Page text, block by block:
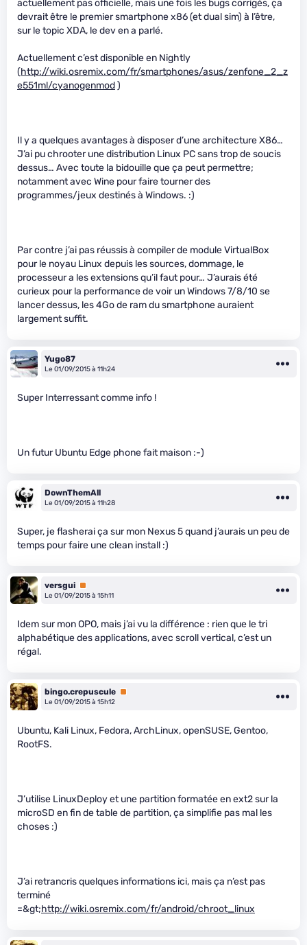
actuellement pas officielle, mais une fois les bugs corrigés, ça
devrait être le premier smartphone x86 (et dual sim) à l’être,
sur le topic XDA, le dev en a parlé.
Actuellement c’est disponible en Nightly
(http://wiki.osremix.com/fr/smartphones/asus/zenfone_2_z
e551ml/cyanogenmod)
Il y a quelques avantages à disposer d’une architecture X86…
J’ai pu chrooter une distribution Linux PC sans trop de soucis
dessus… Avec toute la bidouille que ça peut permettre;
notamment avec Wine pour faire tourner des
programmes/jeux destinés à Windows. :)
Par contre j’ai pas réussis à compiler de module VirtualBox
pour le noyau Linux depuis les sources, dommage, le
processeur a les extensions qu’il faut pour… J’aurais été
curieux pour la performance de voir un Windows 7/8/10 se
lancer dessus, les 4Go de ram du smartphone auraient
largement suffit.
Yugo87
Le 01/09/2015 à 11h24
Super Interressant comme info !
Un futur Ubuntu Edge phone fait maison :-)
DownThemAll
Le 01/09/2015 à 11h28
Super, je flasherai ça sur mon Nexus 5 quand j’aurais un peu de
temps pour faire une clean install :)
versgui Premium
Le 01/09/2015 à 15h11
Idem sur mon OPO, mais j’ai vu la différence : rien que le tri
alphabétique des applications, avec scroll vertical, c’est un
régal.
bingo.crepuscule Premium
Le 01/09/2015 à 15h12
Ubuntu, Kali Linux, Fedora, ArchLinux, openSUSE, Gentoo,
RootFS.
J’utilise LinuxDeploy et une partition formatée en ext2 sur la
microSD en fin de table de partition, ça simplifie pas mal les
choses :)
J’ai retrancris quelques informations ici, mais ça n’est pas
terminé
=&gt;http://wiki.osremix.com/fr/android/chroot_linux